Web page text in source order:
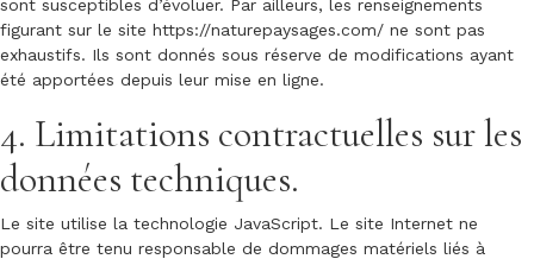
sont susceptibles d’évoluer. Par ailleurs, les renseignements
figurant sur le site https://naturepaysages.com/ ne sont pas
exhaustifs. Ils sont donnés sous réserve de modifications ayant
été apportées depuis leur mise en ligne.
4. Limitations contractuelles sur les
données techniques.
Le site utilise la technologie JavaScript. Le site Internet ne
pourra être tenu responsable de dommages matériels liés à